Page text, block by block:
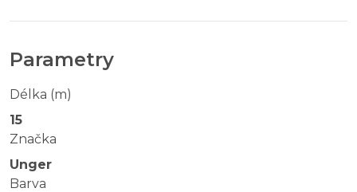
Parametry
Délka (m)
15
Značka
Unger
Barva